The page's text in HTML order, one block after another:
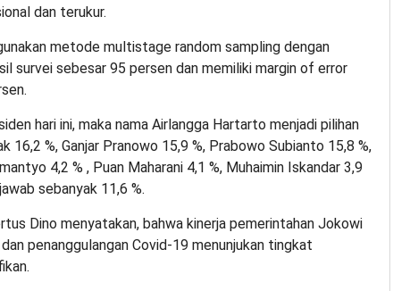
dan terukur.
metode multistage random sampling dengan
survei sebesar 95 persen dan memiliki margin of error
hari ini, maka nama Airlangga Hartarto menjadi pilihan
16,2 %, Ganjar Pranowo 15,9 %, Prabowo Subianto 15,8 %,
4,2 % , Puan Maharani 4,1 %, Muhaimin Iskandar 3,9
sebanyak 11,6 %.
Dino menyatakan, bahwa kinerja pemerintahan Jokowi
penanggulangan Covid-19 menunjukan tingkat